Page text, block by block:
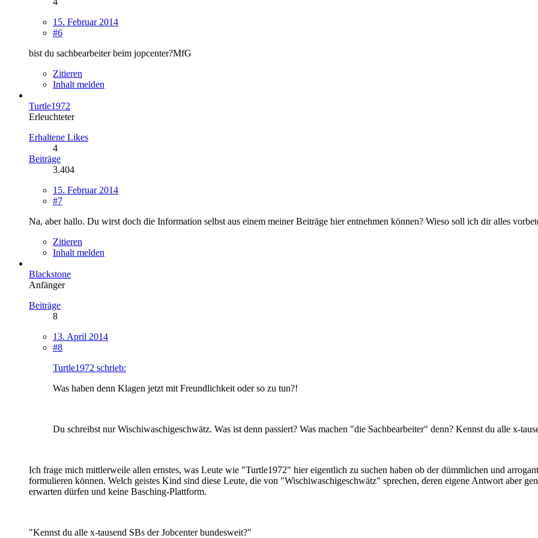
15. Februar 2014
#6
bist du sachbearbeiter beim jopcenter?MfG
Zitieren
Inhalt melden
Turtle1972
Erleuchteter
Erhaltene Likes
4
Beiträge
3.404
15. Februar 2014
#7
Na, aber hallo. Du wirst doch die Information selbst aus einem meiner Beiträge hier entnehmen können? Wieso soll ich dir alles
Zitieren
Inhalt melden
Blackstone
Anfänger
Beiträge
8
13. April 2014
#8
Turtle1972 schrieb:
Was haben denn Klagen jetzt mit Freundlichkeit oder so zu tun?!
Du schreibst nur Wischiwaschigeschwätz. Was ist denn passiert? Was machen "die Sachbearbeiter" denn? Kennst du alle x-
Ich frage mich mittlerweile allen ernstes, was Leute wie "Turtle1972" hier eigentlich zu suchen haben ob der dümmlichen und
formulieren können. Welch geistes Kind sind diese Leute, die von "Wischiwaschigeschwätz" sprechen, deren eigene Antwort aber
erwarten dürfen und keine Basching-Plattform.
"Kennst du alle x-tausend SBs der Jobcenter bundesweit?"